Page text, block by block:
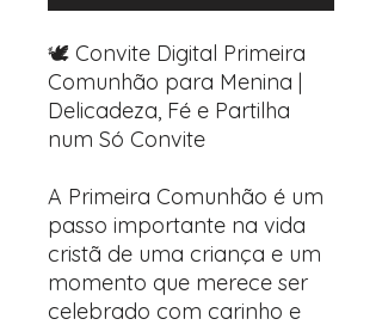
🕊️ Convite Digital Primeira
Comunhão para Menina |
Delicadeza, Fé e Partilha
num Só Convite
A Primeira Comunhão é um
passo importante na vida
cristã de uma criança e um
momento que merece ser
celebrado com carinho e